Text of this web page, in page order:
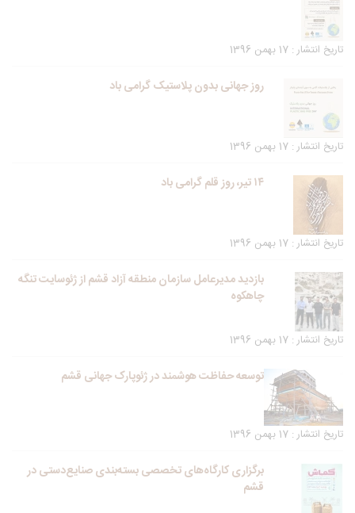
تاریخ انتشار : 17 بهمن 1396
روز جهانی بدون پلاستیک گرامی باد
تاریخ انتشار : 17 بهمن 1396
۱۴ تیر، روز قلم گرامی باد
تاریخ انتشار : 17 بهمن 1396
بازدید مدیرعامل سازمان منطقه آزاد قشم از ژئوسایت تنگه
چاهکوه
تاریخ انتشار : 17 بهمن 1396
توسعه حفاظت هوشمند در ژئوپارک جهانی قشم
تاریخ انتشار : 17 بهمن 1396
برگزاری کارگاه‌های تخصصی بسته‌بندی صنایع‌دستی در
قشم